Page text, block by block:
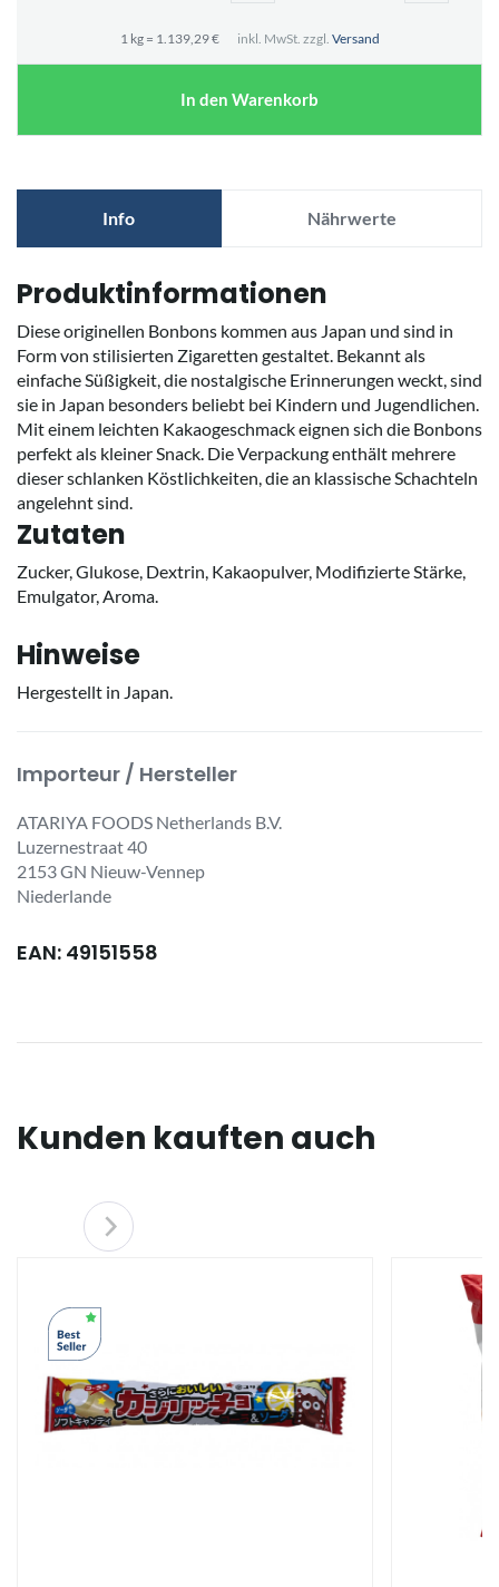
1 kg = 1.139,29 € inkl. MwSt. zzgl. Versand
In den Warenkorb
Info Nährwerte
Produktinformationen
Diese originellen Bonbons kommen aus Japan und sind in
Form von stilisierten Zigaretten gestaltet. Bekannt als
einfache Süßigkeit, die nostalgische Erinnerungen weckt, sind
sie in Japan besonders beliebt bei Kindern und Jugendlichen.
Mit einem leichten Kakaogeschmack eignen sich die Bonbons
perfekt als kleiner Snack. Die Verpackung enthält mehrere
dieser schlanken Köstlichkeiten, die an klassische Schachteln
angelehnt sind.
Zutaten
Zucker, Glukose, Dextrin, Kakaopulver, Modifizierte Stärke,
Emulgator, Aroma.
Hinweise
Hergestellt in Japan.
Importeur / Hersteller
ATARIYA FOODS Netherlands B.V.
Luzernestraat 40
2153 GN Nieuw-Vennep
Niederlande
EAN: 49151558
Kunden kauften auch